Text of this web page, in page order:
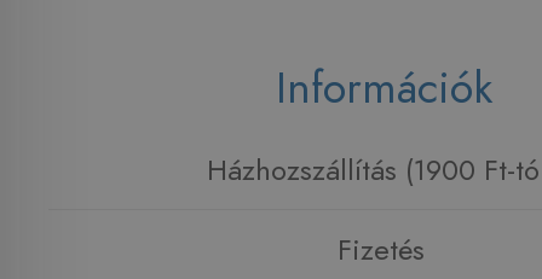
Információk
Házhozszállítás (1900 Ft-
Fizetés